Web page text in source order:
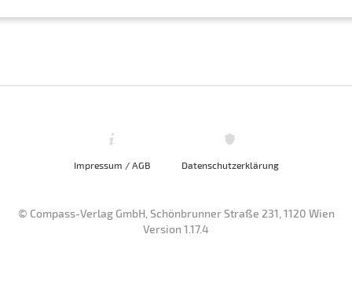
Impressum / AGB Datenschutzerklärung
© Compass-Verlag GmbH, Schönbrunner Straße 231, 1120 Wien
Version 1.17.4